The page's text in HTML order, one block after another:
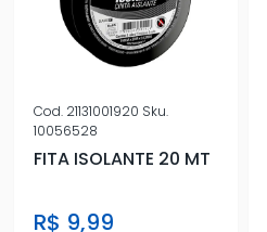
Cod. 21131001920 Sku.
10056528
FITA ISOLANTE 20 MT
R$ 9,99